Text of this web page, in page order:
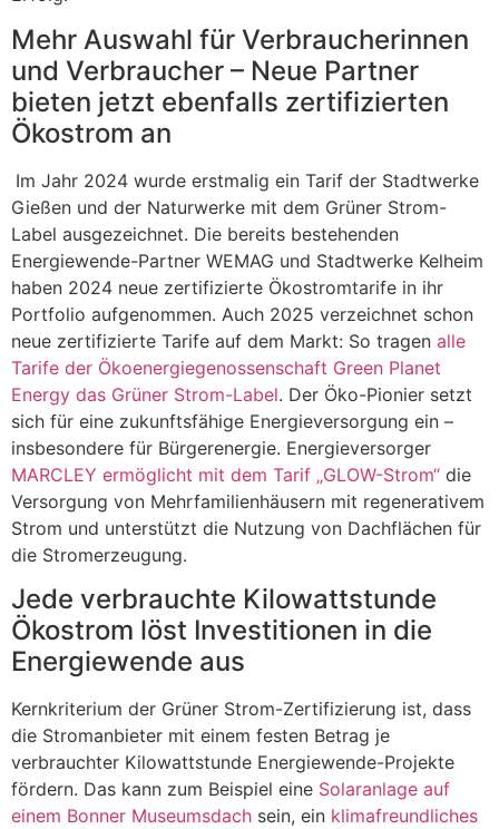
Mehr Auswahl für Verbraucherinnen
und Verbraucher – Neue Partner
bieten jetzt ebenfalls zertifizierten
Ökostrom an
Im Jahr 2024 wurde erstmalig ein Tarif der Stadtwerke
Gießen und der Naturwerke mit dem Grüner Strom-
Label ausgezeichnet. Die bereits bestehenden
Energiewende-Partner WEMAG und Stadtwerke Kelheim
haben 2024 neue zertifizierte Ökostromtarife in ihr
Portfolio aufgenommen. Auch 2025 verzeichnet schon
neue zertifizierte Tarife auf dem Markt: So tragen alle
Tarife der Ökoenergiegenossenschaft Green Planet
Energy das Grüner Strom-Label. Der Öko-Pionier setzt
sich für eine zukunftsfähige Energieversorgung ein –
insbesondere für Bürgerenergie. Energieversorger
MARCLEY ermöglicht mit dem Tarif „GLOW-Strom“ die
Versorgung von Mehrfamilienhäusern mit regenerativem
Strom und unterstützt die Nutzung von Dachflächen für
die Stromerzeugung.
Jede verbrauchte Kilowattstunde
Ökostrom löst Investitionen in die
Energiewende aus
Kernkriterium der Grüner Strom-Zertifizierung ist, dass
die Stromanbieter mit einem festen Betrag je
verbrauchter Kilowattstunde Energiewende-Projekte
fördern. Das kann zum Beispiel eine Solaranlage auf
einem Bonner Museumsdach sein, ein klimafreundliches